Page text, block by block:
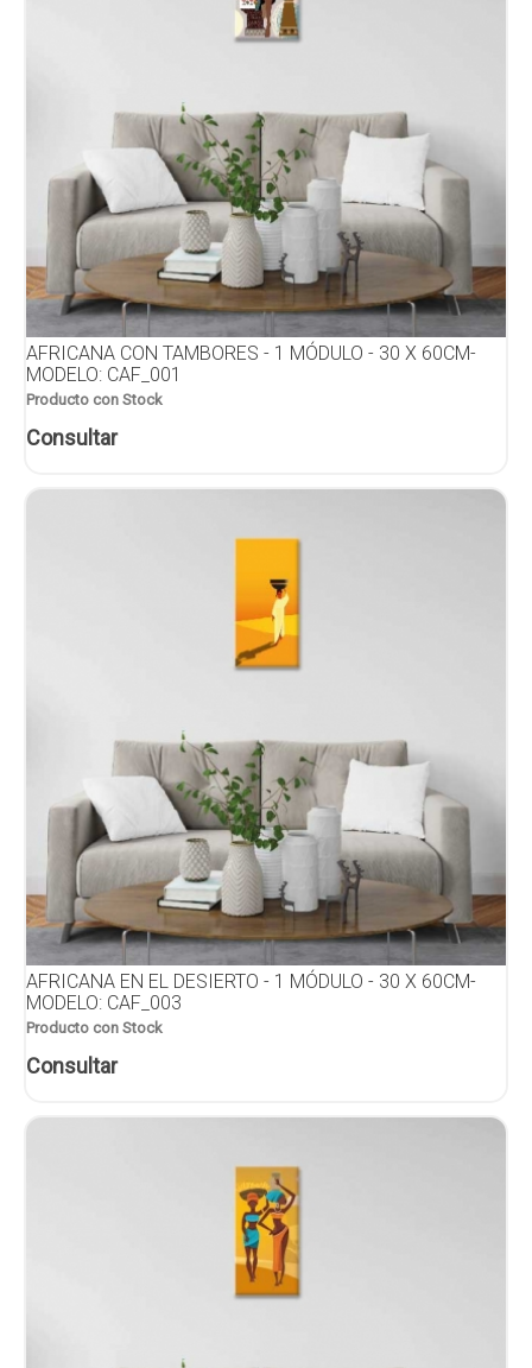
AFRICANA CON TAMBORES - 1 MÓDULO - 30 X 60CM-
MODELO: CAF_001
Producto con Stock
Consultar
AFRICANA EN EL DESIERTO - 1 MÓDULO - 30 X 60CM-
MODELO: CAF_003
Producto con Stock
Consultar